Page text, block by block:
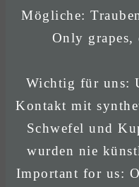
Mögliche:
Only grapes,
Wichtig für uns:
Kontakt mit
Schwefel und
wurden nie
Important for us: